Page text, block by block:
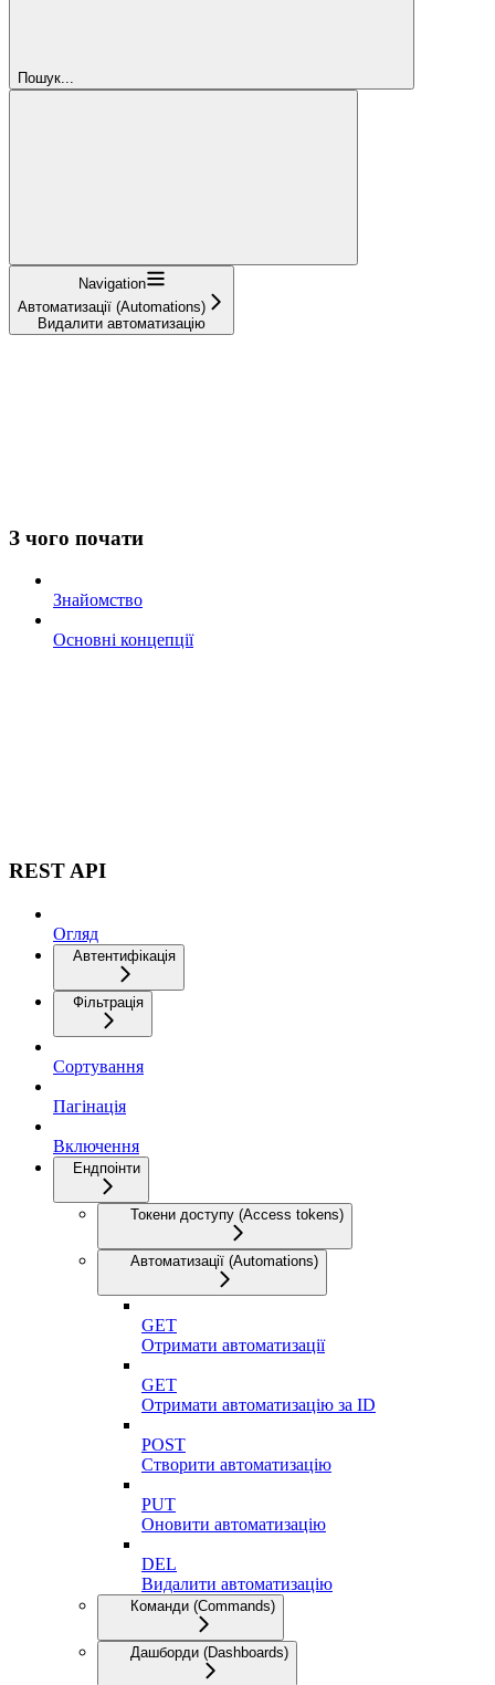
Пошук...
Navigation
Автоматизації (Automations)
Видалити автоматизацію
З чого почати
Знайомство
Основні концепції
REST API
Огляд
Автентифікація
Фільтрація
Сортування
Пагінація
Включення
Ендпоінти
Токени доступу (Access tokens)
Автоматизації (Automations)
GET
Отримати автоматизації
GET
Отримати автоматизацію за ID
POST
Створити автоматизацію
PUT
Оновити автоматизацію
DEL
Видалити автоматизацію
Команди (Commands)
Дашборди (Dashboards)